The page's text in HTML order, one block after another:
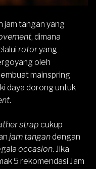
jam tangan yang
, dimana
rotoryang
oleh
mainspring
daya dorong untuk
.
strap cukup
jam tangandengan
occasion. Jika
5 rekomendasi Jam